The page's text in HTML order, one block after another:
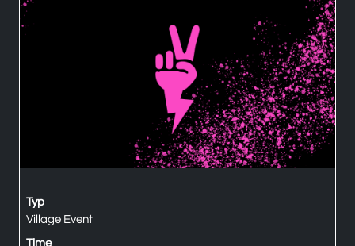
Typ
Village Event
Time